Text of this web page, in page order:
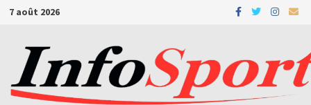
Passer
contenu
7 août 2026